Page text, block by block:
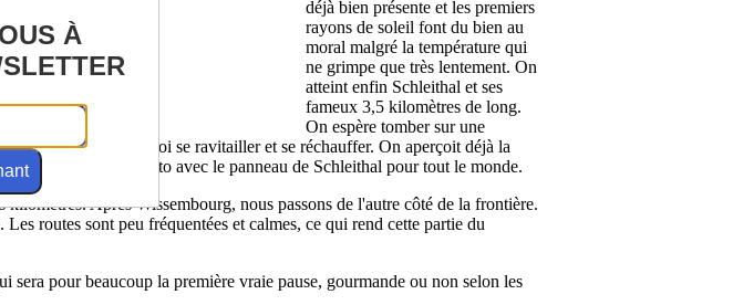
déjà bien présente et les premiers
rayons de soleil font du bien au
moral malgré la température qui
ne grimpe que très lentement. On
atteint enfin Schleithal et ses
fameux 3,5 kilomètres de long.
On espère tomber sur une
trouver de quoi se ravitailler et se réchauffer. On aperçoit déjà la
ce sera séance photo avec le panneau de Schleithal pour tout le monde.
Après Wissembourg, nous passons de l'autre côté de la frontière.
routes sont peu fréquentées et calmes, ce qui rend cette partie du
pour beaucoup la première vraie pause, gourmande ou non selon les
À